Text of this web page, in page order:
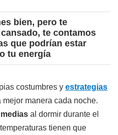
bien, pero te
cansado, te contamos
que podrían estar
tu energía
costumbres y estrategias
manera cada noche.
medias al dormir durante el
tienen que